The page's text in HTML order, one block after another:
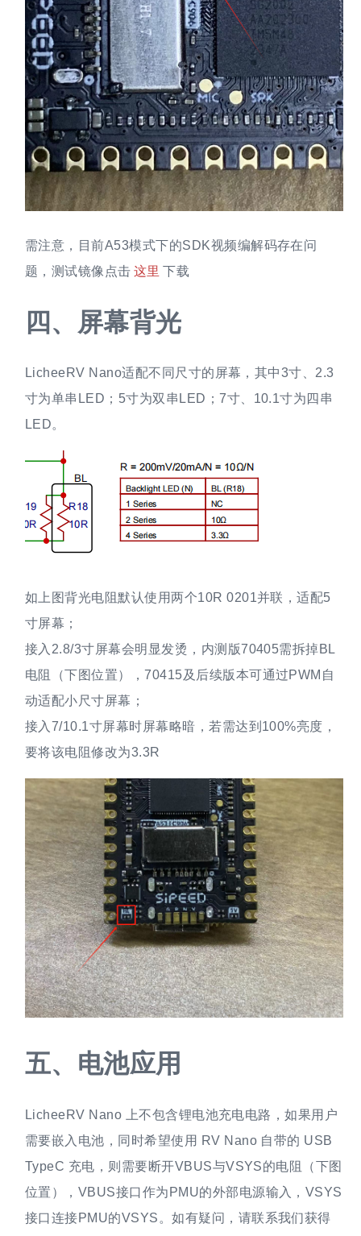
需注意，目前A53模式下的SDK视频编解码存在问
题，测试镜像点击 这里 下载
四、 屏幕背光
LicheeRV Nano适配不同尺寸的屏幕，其中3寸、2.3
寸为单串LED；5寸为双串LED；7寸、10.1寸为四串
LED。
如上图背光电阻默认使用两个10R 0201并联，适配5
寸屏幕；
接入2.8/3寸屏幕会明显发烫，内测版70405需拆掉BL
电阻（下图位置），70415及后续版本可通过PWM自
动适配小尺寸屏幕；
接入7/10.1寸屏幕时屏幕略暗，若需达到100%亮度，
要将该电阻修改为3.3R
五、 电池应用
LicheeRV Nano 上不包含锂电池充电电路，如果用户
需要嵌入电池，同时希望使用 RV Nano 自带的 USB
TypeC 充电，则需要断开VBUS与VSYS的电阻（下图
位置），VBUS接口作为PMU的外部电源输入，VSYS
接口连接PMU的VSYS。如有疑问，请联系我们获得